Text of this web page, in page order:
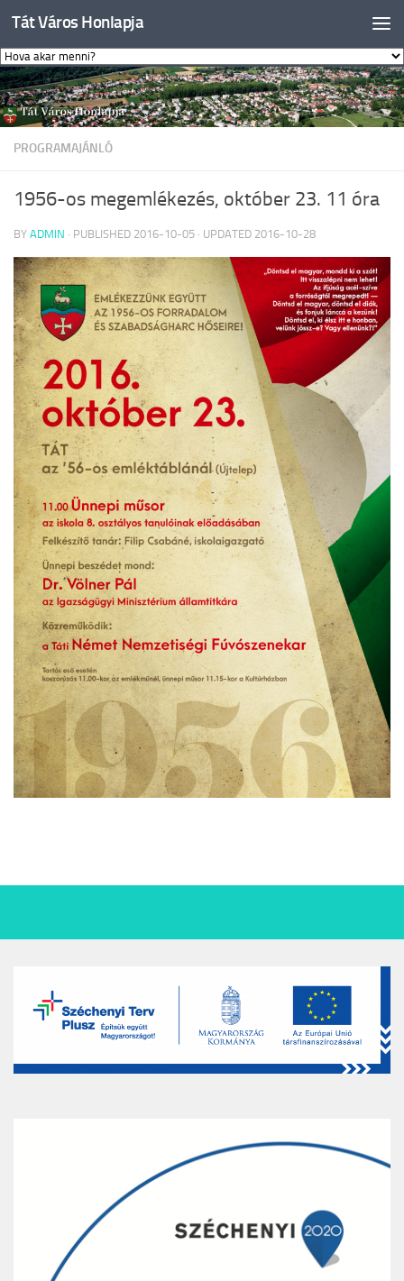
Skip to content
Tát Város Honlapja
PROGRAMAJÁNLÓ
1956-os megemlékezés, október 23. 11 óra
BY ADMIN · PUBLISHED 2016-10-05 · UPDATED 2016-10-28